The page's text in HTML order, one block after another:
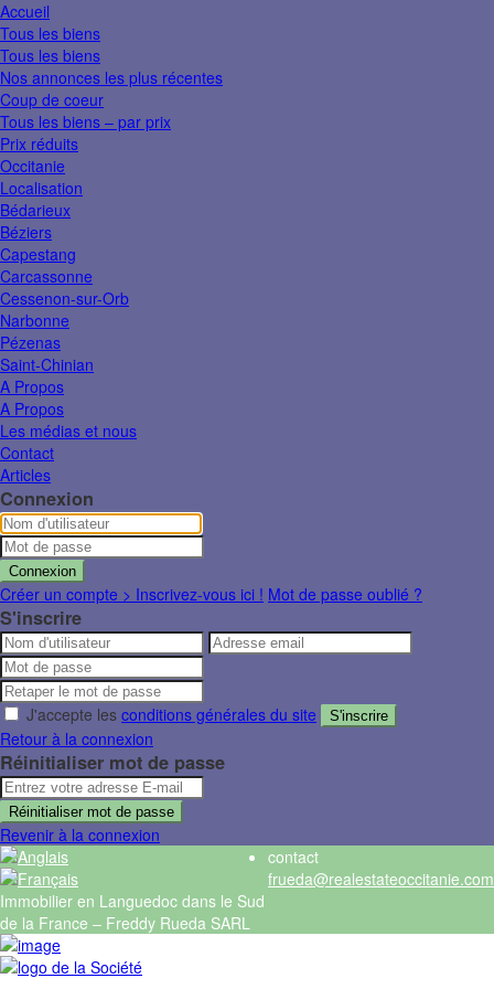
Accueil
Tous les biens
Tous les biens
Nos annonces les plus récentes
Coup de coeur
Tous les biens – par prix
Prix réduits
Occitanie
Localisation
Bédarieux
Béziers
Capestang
Carcassonne
Cessenon-sur-Orb
Narbonne
Pézenas
Saint-Chinian
A Propos
A Propos
Les médias et nous
Contact
Articles
Connexion
Connexion
Créer un compte > Inscrivez-vous ici ! Mot de passe oublié ?
S'inscrire
J'accepte les conditions générales du site S'inscrire
Retour à la connexion
Réinitialiser mot de passe
Réinitialiser mot de passe
Revenir à la connexion
Immobilier en Languedoc dans le Sud
de la France – Freddy Rueda SARL
contact
frueda@realestateoccitanie.com